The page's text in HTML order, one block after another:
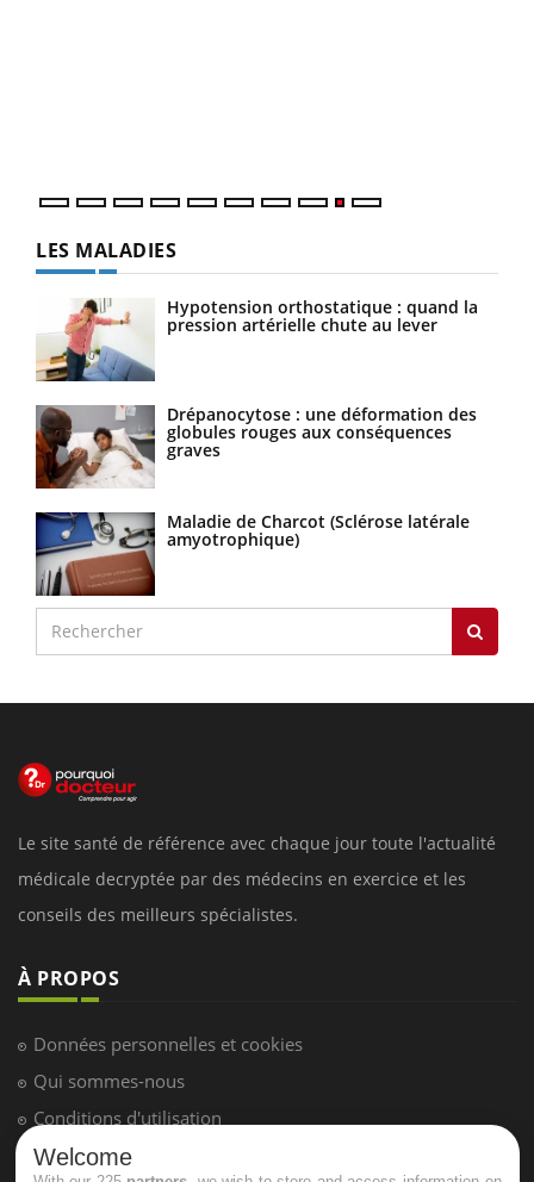
LES MALADIES
Hypotension orthostatique : quand la
pression artérielle chute au lever
Drépanocytose : une déformation des
globules rouges aux conséquences
graves
Maladie de Charcot (Sclérose latérale
amyotrophique)
Le site santé de référence avec chaque jour toute l'actualité
médicale decryptée par des médecins en exercice et les
conseils des meilleurs spécialistes.
À PROPOS
Données personnelles et cookies
Qui sommes-nous
Conditions d'utilisation
Plan du site
Welcome